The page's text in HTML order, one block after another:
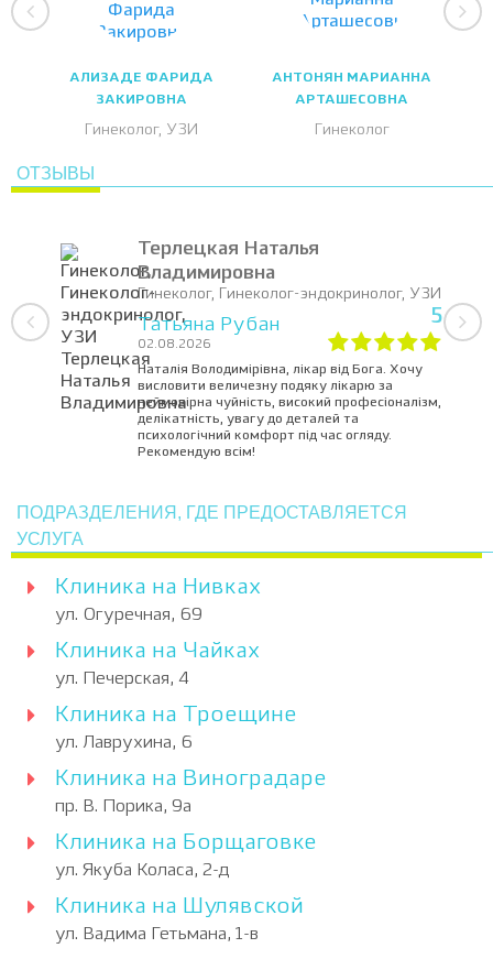
АЛИЗАДЕ ФАРИДА
ЗАКИРОВНА
Гинеколог, УЗИ
АНТОНЯН МАРИАННА
АРТАШЕСОВНА
Гинеколог
ОТЗЫВЫ
Терлецкая Наталья
Владимировна
Гинеколог, Гинеколог-эндокринолог, УЗИ
Татьяна Рубан
02.08.2026
5
Наталія Володимірівна, лікар від Бога. Хочу
висловити величезну подяку лікарю за
неймовірна чуйність, високий професіоналізм,
делікатність, увагу до деталей та
психологічний комфорт під час огляду.
Рекомендую всім!
ПОДРАЗДЕЛЕНИЯ, ГДЕ ПРЕДОСТАВЛЯЕТСЯ
УСЛУГА
Клиника на Нивках
ул. Огуречная, 69
Клиника на Чайках
ул. Печерская, 4
Клиника на Троещине
ул. Лаврухина, 6
Клиника на Виноградаре
пр. В. Порика, 9а
Клиника на Борщаговке
ул. Якуба Коласа, 2-д
Клиника на Шулявской
ул. Вадима Гетьмана, 1-в